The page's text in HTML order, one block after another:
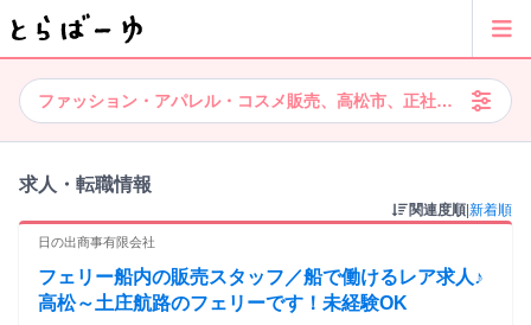
ファッション・アパレル・コスメ販売、高松市、正社員、ノルマ
求人・転職情報
関連度順 新着順
日の出商事有限会社
フェリー船内の販売スタッフ／船で働けるレア求人♪
高松～土庄航路のフェリーです！未経験OK